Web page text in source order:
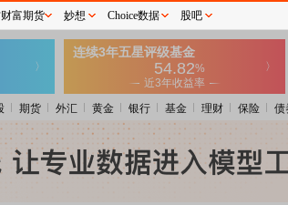
期货 外汇 黄金 银行 基金 理财 保险 债
富期货 妙想 Choice数据 股吧